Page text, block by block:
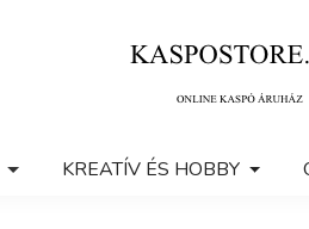
KREATÍV ÉS HOBBY